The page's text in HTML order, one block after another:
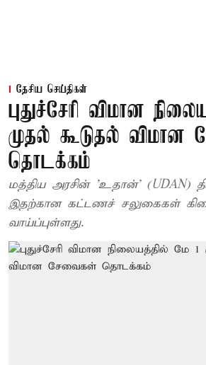
தேசிய செய்திகள்
புதுச்சேரி விமான
முதல் கூடுதல் விமான
தொடக்கம்
மத்திய அரசின் 'உதான்' (UDAN)
இதற்கான கட்டணச் சலுகைகள்
வாய்ப்புள்ளது.